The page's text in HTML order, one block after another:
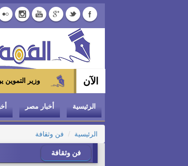
الآن وزير التموين يوجه بتخفيض سعر الدواجن المجمدة إلى 100
الرئيسية أخبار مصر
الرئيسية فن وثقافة
فن وثقافة